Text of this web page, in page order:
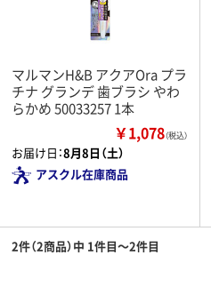
マルマンH&B アクアOra プラ
チナ グランデ 歯ブラシ やわ
らかめ 50033257 1本
￥1,078（税込）
お届け日：8月8日（土）
アスクル在庫商品
2件（2商品）中 1件目～2件目